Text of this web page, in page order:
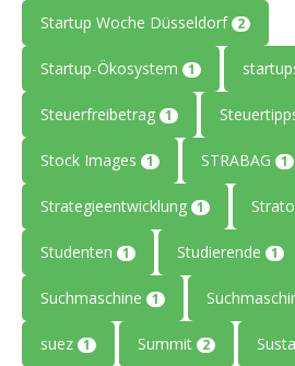
Startup Woche Düsseldorf 2
Startup-Ökosystem 1
Steuerfreibetrag 1
Stock Images 1 STRABAG 1
Strategieentwicklung 1
Studenten 1 Studierende 1
Suchmaschine 1
suez 1 Summit 2